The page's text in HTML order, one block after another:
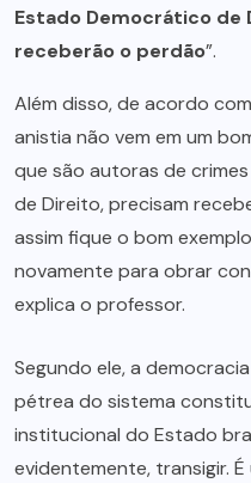
Estado Democrático
receberão o perdão”.
Além disso, de acordo
anistia não vem em um
que são autoras de
de Direito, precisam
assim fique o bom
novamente para obrar
explica o professor.
Segundo ele, a
pétrea do sistema
institucional do Estado
evidentemente, transigir.